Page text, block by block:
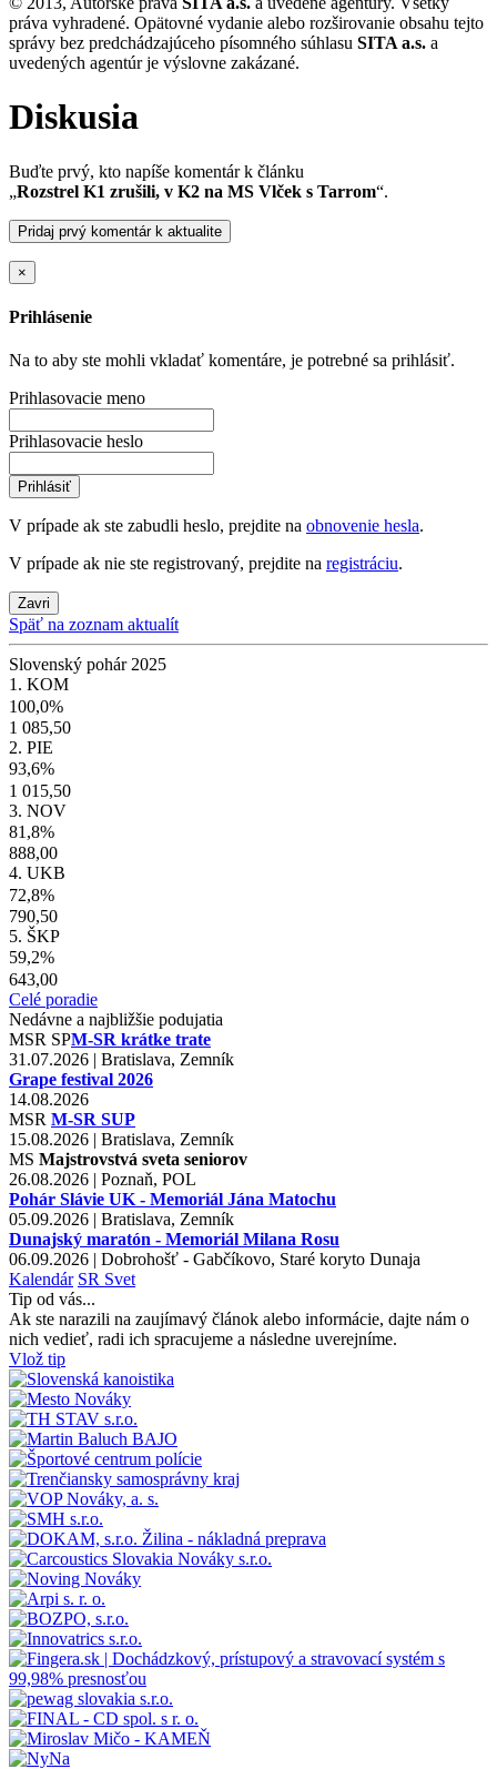
práva vyhradené. Opätovné vydanie alebo rozširovanie obsahu tejto
správy bez predchádzajúceho písomného súhlasu SITA a.s. a
uvedených agentúr je výslovne zakázané.
Diskusia
Buďte prvý, kto napíše komentár k článku
„Rozstrel K1 zrušili, v K2 na MS Vlček s Tarrom“.
Pridaj prvý komentár k aktualite
×
Prihlásenie
Na to aby ste mohli vkladať komentáre, je potrebné sa prihlásiť.
Prihlasovacie meno
Prihlasovacie heslo
Prihlásiť
V prípade ak ste zabudli heslo, prejdite na obnovenie hesla.
V prípade ak nie ste registrovaný, prejdite na registráciu.
Zavri
Späť na zoznam aktualít
Slovenský pohár 2025
1. KOM
100,0%
1 085,50
2. PIE
93,6%
1 015,50
3. NOV
81,8%
888,00
4. UKB
72,8%
790,50
5. ŠKP
59,2%
643,00
Celé poradie
Nedávne a najbližšie podujatia
MSR SPM-SR krátke trate
31.07.2026 | Bratislava, Zemník
Grape festival 2026
14.08.2026
MSR M-SR SUP
15.08.2026 | Bratislava, Zemník
MS Majstrovstvá sveta seniorov
26.08.2026 | Poznaň, POL
Pohár Slávie UK - Memoriál Jána Matochu
05.09.2026 | Bratislava, Zemník
Dunajský maratón - Memoriál Milana Rosu
06.09.2026 | Dobrohošť - Gabčíkovo, Staré koryto Dunaja
Kalendár SR Svet
Tip od vás...
Ak ste narazili na zaujímavý článok alebo informácie, dajte nám o
nich vedieť, radi ich spracujeme a následne uverejníme.
Vlož tip